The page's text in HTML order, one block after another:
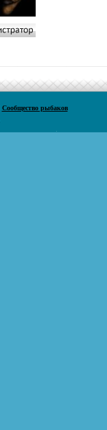
Сообщество рыбаков